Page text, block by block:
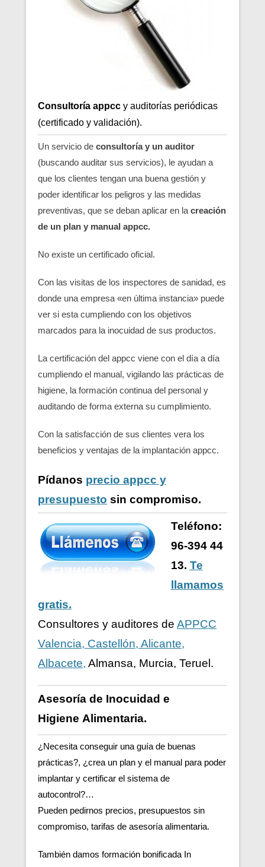
Consultoría appcc y auditorías periódicas
(certificado y validación).
Un servicio de consultoría y un auditor
(buscando auditar sus servicios), le ayudan a
que los clientes tengan una buena gestión y
poder identificar los peligros y las medidas
preventivas, que se deban aplicar en la creación
de un plan y manual appcc.
No existe un certificado oficial.
Con las visitas de los inspectores de sanidad, es
donde una empresa «en última instancia» puede
ver si esta cumpliendo con los objetivos
marcados para la inocuidad de sus productos.
La certificación del appcc viene con el día a día
cumpliendo el manual, vigilando las prácticas de
higiene, la formación continua del personal y
auditando de forma externa su cumplimiento.
Con la satisfacción de sus clientes vera los
beneficios y ventajas de la implantación appcc.
Pídanos precio appcc y
presupuesto sin compromiso.
Teléfono:
96-394 44
13. Te
llamamos
gratis.
Consultores y auditores de APPCC
Valencia, Castellón, Alicante,
Albacete, Almansa, Murcia, Teruel.
Asesoría de Inocuidad e
Higiene Alimentaria.
¿Necesita conseguir una guía de buenas
prácticas?, ¿crea un plan y el manual para poder
implantar y certificar el sistema de
autocontrol?…
Pueden pedirnos precios, presupuestos sin
compromiso, tarifas de asesoría alimentaria.
También damos formación bonificada In